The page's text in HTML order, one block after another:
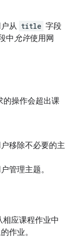
从 title 字段
中 允许使用网
的操作会超出课
移除不必要的主
管理主题。
应课程作业中
作业。